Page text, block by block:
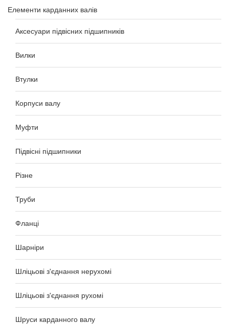
Елементи карданних валів
Аксесуари підвісних підшипників
Вилки
Втулки
Корпуси валу
Муфти
Підвісні підшипники
Різне
Труби
Фланці
Шарніри
Шліцьові з'єднання нерухомі
Шліцьові з'єднання рухомі
Шруси карданного валу